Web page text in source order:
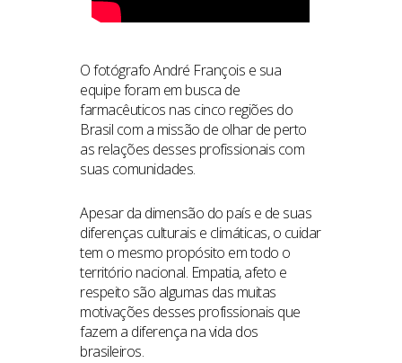
O fotógrafo André François e sua
equipe foram em busca de
farmacêuticos nas cinco regiões do
Brasil com a missão de olhar de perto
as relações desses profissionais com
suas comunidades.
Apesar da dimensão do país e de suas
diferenças culturais e climáticas, o cuidar
tem o mesmo propósito em todo o
território nacional. Empatia, afeto e
respeito são algumas das muitas
motivações desses profissionais que
fazem a diferença na vida dos
brasileiros.